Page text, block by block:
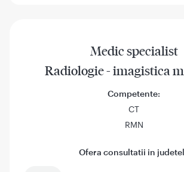
Medic specialist
Radiologie - imagistica
Competente:
CT
RMN
Ofera consultatii in